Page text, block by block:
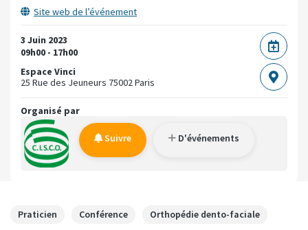
Site web de l’événement
3 Juin 2023
09h00 - 17h00
Espace Vinci
25 Rue des Jeuneurs 75002 Paris
Organisé par
Suivre D'événements
Praticien Conférence Orthopédie dento-faciale